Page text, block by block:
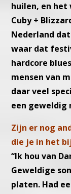
huilen, en het
Cuby +
Nederland
waar dat
hardcore
mensen van
daar veel
een geweldig
Zijn er nog
die je in het
“Ik hou van
Geweldige
platen. Had